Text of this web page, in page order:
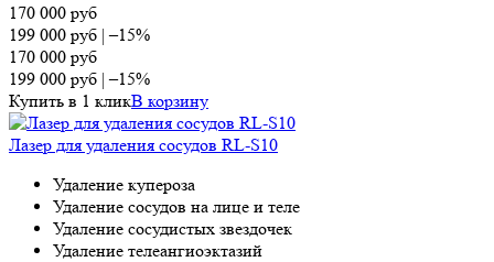
170 000 руб
199 000 руб |–15%
170 000 руб
199 000 руб |–15%
Купить в 1 кликВ корзину
Лазер для удаления сосудов RL-S10
Удаление купероза
Удаление сосудов на лице и теле
Удаление сосудистых звездочек
Удаление телеангиоэктазий